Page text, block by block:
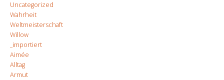
Uncategorized
Wahrheit
Weltmeisterschaft
Willow
_importiert
Aimée
Alltag
Armut